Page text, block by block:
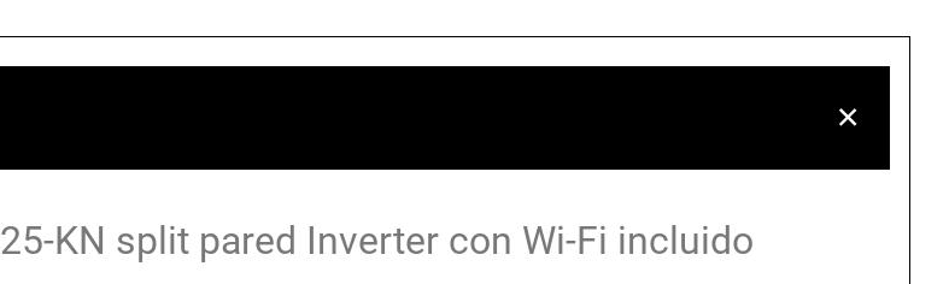
i
g
t
u
KN split pared Inverter con Wi-Fi incluido